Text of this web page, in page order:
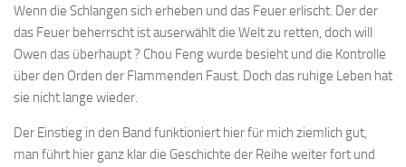
Wenn die Schlangen sich erheben und das Feuer erlischt. Der der
das Feuer beherrscht ist auserwählt die Welt zu retten, doch will
Owen das überhaupt ? Chou Feng wurde besieht und die Kontrolle
über den Orden der Flammenden Faust. Doch das ruhige Leben hat
sie nicht lange wieder.
Der Einstieg in den Band funktioniert hier für mich ziemlich gut,
man führt hier ganz klar die Geschichte der Reihe weiter fort und